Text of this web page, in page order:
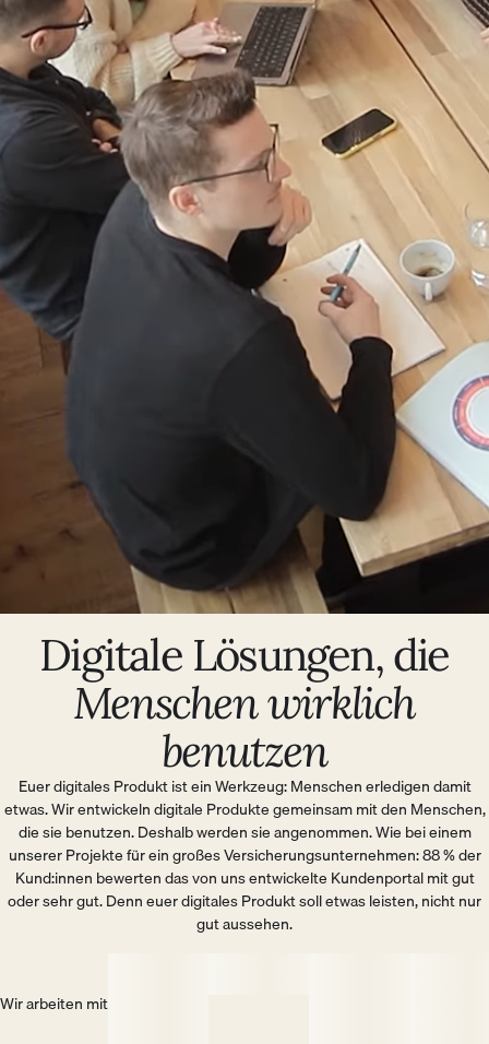
Digitale Lösungen, die
Menschen wirklich
benutzen
Euer digitales Produkt ist ein Werkzeug: Menschen erledigen damit
etwas. Wir entwickeln digitale Produkte gemeinsam mit den Menschen,
die sie benutzen. Deshalb werden sie angenommen. Wie bei einem
unserer Projekte für ein großes Versicherungsunternehmen: 88 % der
Kund:innen bewerten das von uns entwickelte Kundenportal mit gut
oder sehr gut. Denn euer digitales Produkt soll etwas leisten, nicht nur
gut aussehen.
Wir arbeiten mit